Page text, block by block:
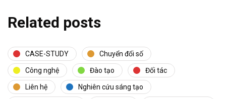
Related posts
CASE-STUDY Chuyển đổi số
Công nghệ Đào tạo Đối tác
Liên hệ Nghiên cứu sáng tạo